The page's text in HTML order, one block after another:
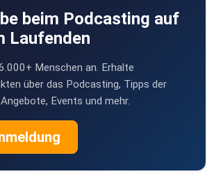
und Anbieter wurden
Placebo-Methode »Changers« von
Buch: »Angenommen, es
changers.de/product-
beim Podcasting auf
Laufenden
Menschen an. Erhalte
über das Podcasting, Tipps der
Events und mehr.